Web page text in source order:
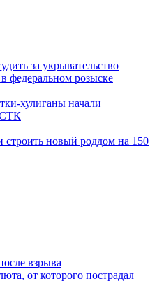
за укрывательство
федеральном розыске
хулиганы начали
строить новый роддом на 150
взрыва
от которого пострадал